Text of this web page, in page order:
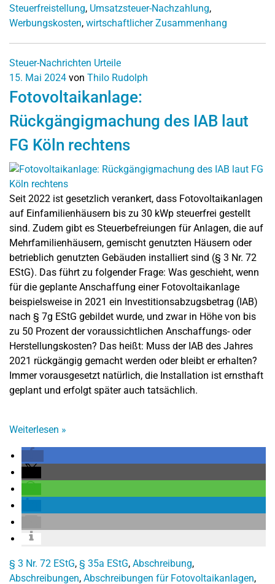
Steuerfreistellung, Umsatzsteuer-Nachzahlung,
Werbungskosten, wirtschaftlicher Zusammenhang
Steuer-Nachrichten Urteile
15. Mai 2024 von Thilo Rudolph
Fotovoltaikanlage:
Rückgängigmachung des IAB laut
FG Köln rechtens
Seit 2022 ist gesetzlich verankert, dass Fotovoltaikanlagen
auf Einfamilienhäusern bis zu 30 kWp steuerfrei gestellt
sind. Zudem gibt es Steuerbefreiungen für Anlagen, die auf
Mehrfamilienhäusern, gemischt genutzten Häusern oder
betrieblich genutzten Gebäuden installiert sind (§ 3 Nr. 72
EStG). Das führt zu folgender Frage: Was geschieht, wenn
für die geplante Anschaffung einer Fotovoltaikanlage
beispielsweise in 2021 ein Investitionsabzugsbetrag (IAB)
nach § 7g EStG gebildet wurde, und zwar in Höhe von bis
zu 50 Prozent der voraussichtlichen Anschaffungs- oder
Herstellungskosten? Das heißt: Muss der IAB des Jahres
2021 rückgängig gemacht werden oder bleibt er erhalten?
Immer vorausgesetzt natürlich, die Installation ist ernsthaft
geplant und erfolgt später auch tatsächlich.
Weiterlesen »
§ 3 Nr. 72 EStG, § 35a EStG, Abschreibung,
Abschreibungen, Abschreibungen für Fotovoltaikanlagen,